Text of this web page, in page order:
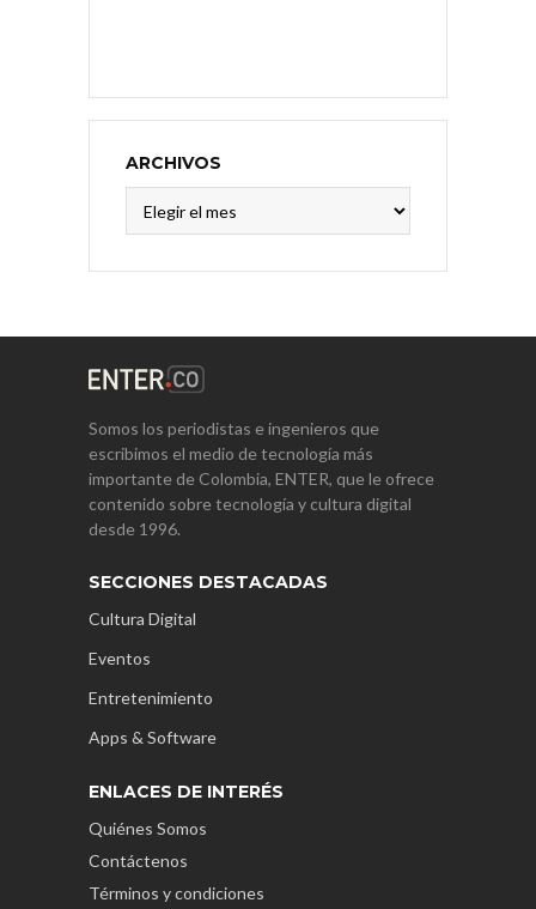
ARCHIVOS
Somos los periodistas e ingenieros que
escribimos el medio de tecnología más
importante de Colombia, ENTER, que le ofrece
contenido sobre tecnología y cultura digital
desde 1996.
SECCIONES DESTACADAS
Cultura Digital
Eventos
Entretenimiento
Apps & Software
ENLACES DE INTERÉS
Quiénes Somos
Contáctenos
Términos y condiciones